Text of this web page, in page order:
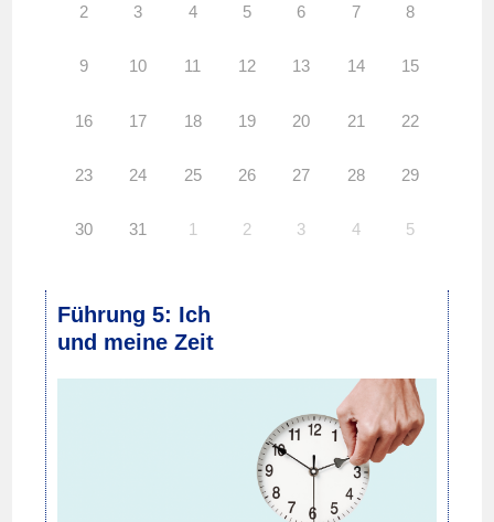
2 3 4 5 6 7 8
9 10 11 12 13 14 15
16 17 18 19 20 21 22
23 24 25 26 27 28 29
30 31 1 2 3 4 5
Führung 5: Ich
und meine Zeit